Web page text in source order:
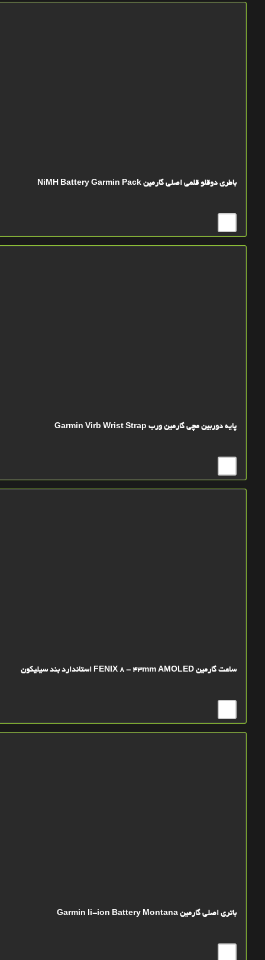
باطری دوقلو قلمی اصلی گارمین NiMH Battery Garmin Pack
پایه دوربین مچی گارمین ورب Garmin Virb Wrist Strap
ساعت گارمین FENIX 8 - 43mm AMOLED استاندارد بند سیلیکون
باتري اصلي گارمین Garmin li-ion Battery Montana